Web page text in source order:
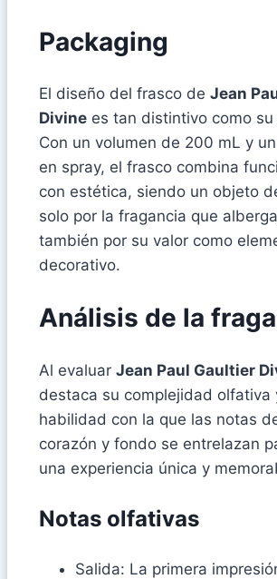
Packaging
El diseño del frasco de Jean
Divine es tan distintivo como
Con un volumen de 200 mL y
en spray, el frasco combina
con estética, siendo un objeto
solo por la fragancia que
también por su valor como
decorativo.
Análisis de la
Al evaluar Jean Paul Gaultier
destaca su complejidad olfativa
habilidad con la que las notas
corazón y fondo se entrelazan
una experiencia única y
Notas olfativas
Salida: La primera